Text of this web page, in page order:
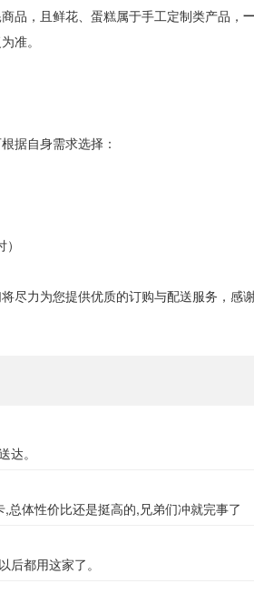
品，且鲜花、蛋糕属于手工定制类产品，
准。
据自身需求选择：
尽力为您提供优质的订购与配送服务，感
达。
体性价比还是挺高的,兄弟们冲就完事了
后都用这家了。